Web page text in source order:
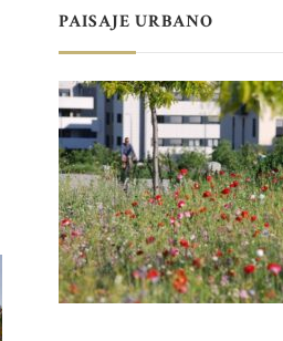
PAISAJE URBANO